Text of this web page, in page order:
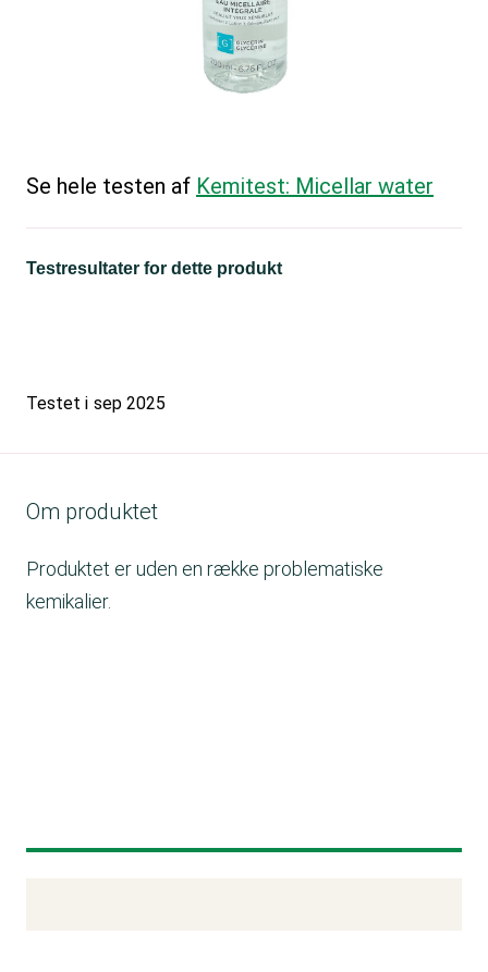
Se hele testen af Kemitest: Micellar water
Testresultater for dette produkt
Testet i sep 2025
Om produktet
Produktet er uden en række problematiske
kemikalier.